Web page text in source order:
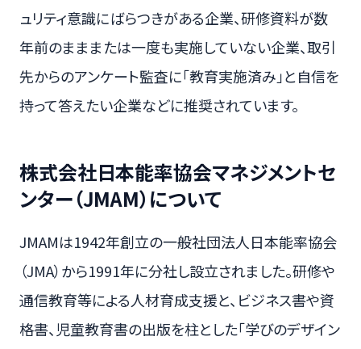
ュリティ意識にばらつきがある企業、研修資料が数
年前のまままたは一度も実施していない企業、取引
先からのアンケート監査に「教育実施済み」と自信を
持って答えたい企業などに推奨されています。
株式会社日本能率協会マネジメントセ
ンター（JMAM）について
JMAMは1942年創立の一般社団法人日本能率協会
（JMA）から1991年に分社し設立されました。研修や
通信教育等による人材育成支援と、ビジネス書や資
格書、児童教育書の出版を柱とした「学びのデザイン